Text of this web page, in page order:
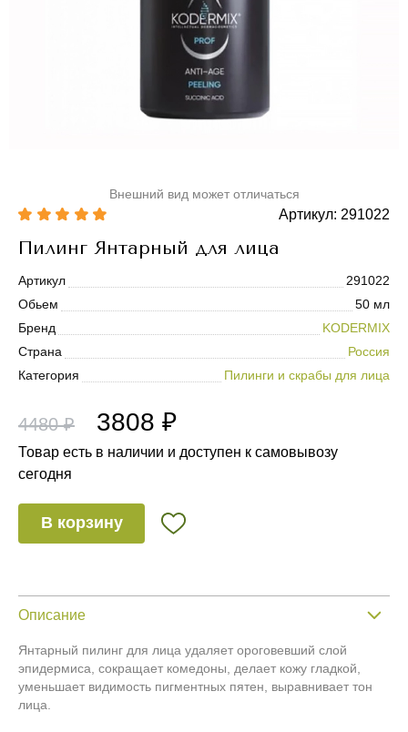
Внешний вид может отличаться
Артикул: 291022
Пилинг Янтарный для лица
Артикул
291022
Обьем
50 мл
Бренд
KODERMIX
Страна
Россия
Категория
Пилинги и скрабы для лица
4480 ₽ 3808 ₽
Товар есть в наличии и доступен к самовывозу
сегодня
В корзину
Описание
Янтарный пилинг для лица удаляет ороговевший слой
эпидермиса, сокращает комедоны, делает кожу гладкой,
уменьшает видимость пигментных пятен, выравнивает тон
лица.